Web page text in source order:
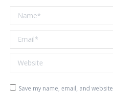
Name *
Email *
Website
Save my name, email, and